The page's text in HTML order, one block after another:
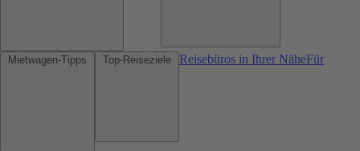
Reisebüros in Ihrer NäheFür